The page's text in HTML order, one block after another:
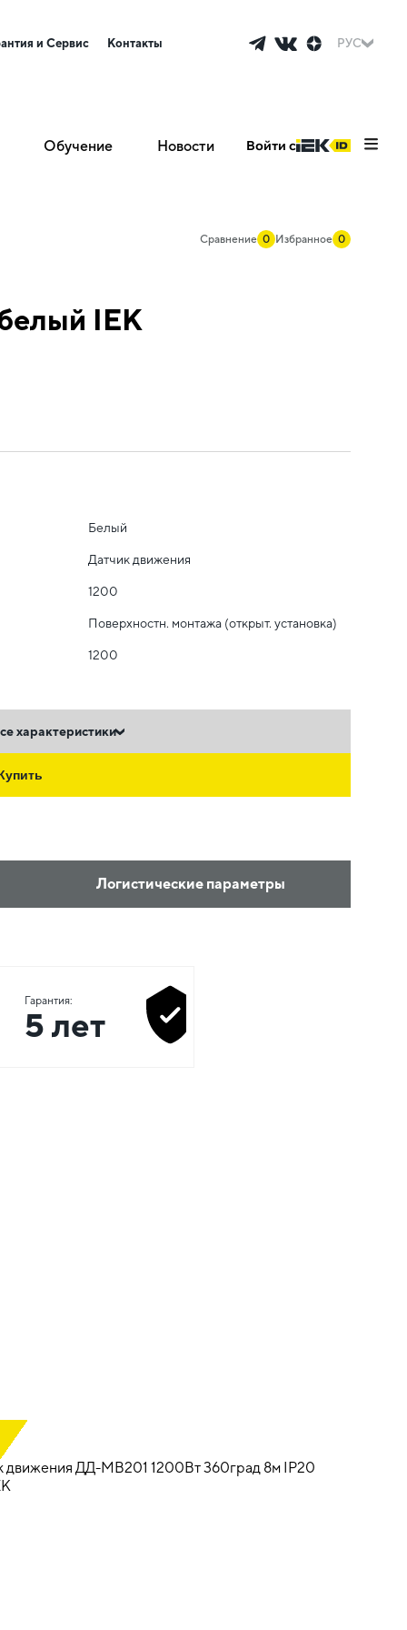
и Сервис Контакты РУС
Обучение Новости Войти с
Сравнение 0 Избранное 0
IEK
Белый
Датчик движения
1200
Поверхностн. монтажа (открыт. установка)
1200
характеристики
Логистические параметры
Гарантия:
5 лет